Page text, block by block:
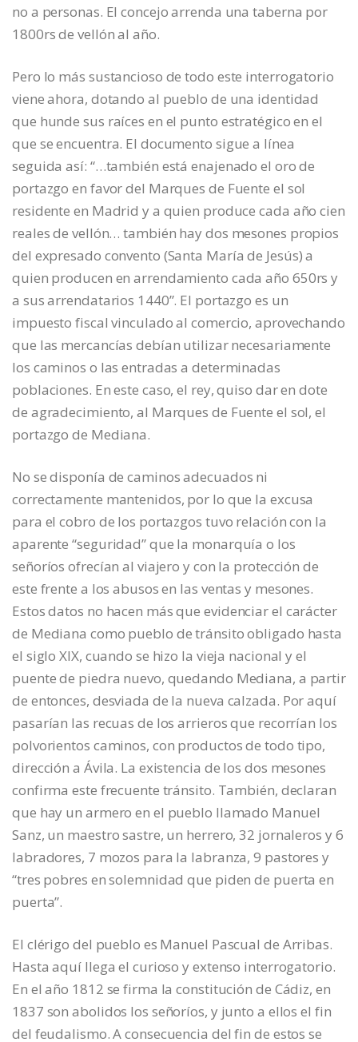
no a personas. El concejo arrenda una taberna por
1800rs de vellón al año.
Pero lo más sustancioso de todo este interrogatorio
viene ahora, dotando al pueblo de una identidad
que hunde sus raíces en el punto estratégico en el
que se encuentra. El documento sigue a línea
seguida así: “…también está enajenado el oro de
portazgo en favor del Marques de Fuente el sol
residente en Madrid y a quien produce cada año cien
reales de vellón… también hay dos mesones propios
del expresado convento (Santa María de Jesús) a
quien producen en arrendamiento cada año 650rs y
a sus arrendatarios 1440”. El portazgo es un
impuesto fiscal vinculado al comercio, aprovechando
que las mercancías debían utilizar necesariamente
los caminos o las entradas a determinadas
poblaciones. En este caso, el rey, quiso dar en dote
de agradecimiento, al Marques de Fuente el sol, el
portazgo de Mediana.
No se disponía de caminos adecuados ni
correctamente mantenidos, por lo que la excusa
para el cobro de los portazgos tuvo relación con la
aparente “seguridad” que la monarquía o los
señoríos ofrecían al viajero y con la protección de
este frente a los abusos en las ventas y mesones.
Estos datos no hacen más que evidenciar el carácter
de Mediana como pueblo de tránsito obligado hasta
el siglo XIX, cuando se hizo la vieja nacional y el
puente de piedra nuevo, quedando Mediana, a partir
de entonces, desviada de la nueva calzada. Por aquí
pasarían las recuas de los arrieros que recorrían los
polvorientos caminos, con productos de todo tipo,
dirección a Ávila. La existencia de los dos mesones
confirma este frecuente tránsito. También, declaran
que hay un armero en el pueblo llamado Manuel
Sanz, un maestro sastre, un herrero, 32 jornaleros y 6
labradores, 7 mozos para la labranza, 9 pastores y
“tres pobres en solemnidad que piden de puerta en
puerta”.
El clérigo del pueblo es Manuel Pascual de Arribas.
Hasta aquí llega el curioso y extenso interrogatorio.
En el año 1812 se firma la constitución de Cádiz, en
1837 son abolidos los señoríos, y junto a ellos el fin
del feudalismo. A consecuencia del fin de estos se